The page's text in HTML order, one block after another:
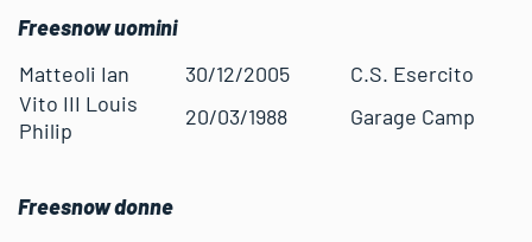
Freesnow uomini
Matteoli Ian
30/12/2005
C.S. Esercito
Vito III Louis
Philip
20/03/1988 Garage Camp
Freesnow donne